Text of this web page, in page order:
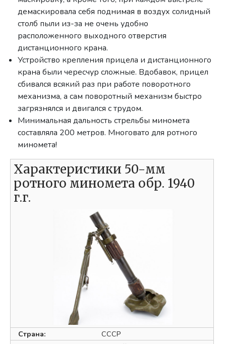
демаскировала себя поднимая в воздух солидный
столб пыли из-за не очень удобно
расположенного выходного отверстия
дистанционного крана.
Устройство крепления прицела и дистанционного
крана были чересчур сложные. Вдобавок, прицел
сбивался всякий раз при работе поворотного
механизма, а сам поворотный механизм быстро
загрязнялся и двигался с трудом.
Минимальная дальность стрельбы миномета
составляла 200 метров. Многовато для ротного
миномета!
Характеристики 50-мм
ротного миномета обр. 1940
г.г.
Страна:
СССР